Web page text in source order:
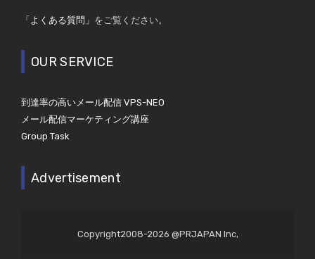
「よくある質問」 をご覧ください。
OUR SERVICE
到達率の高いメール配信 VPS-NEO
メール配信マーケティング講座
Group Task
Advertisement
Copyright2008-2026 @PRJAPAN Inc,